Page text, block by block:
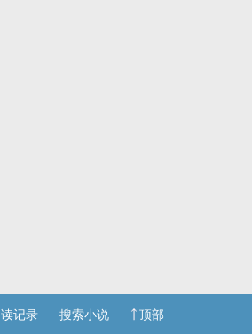
记录 搜索小说 顶部